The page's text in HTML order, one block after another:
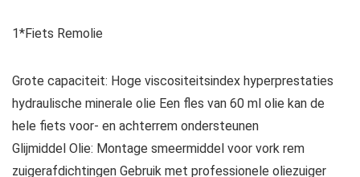
1*Fiets Remolie
Grote capaciteit: Hoge viscositeitsindex hyperprestaties
hydraulische minerale olie Een fles van 60 ml olie kan de
hele fiets voor- en achterrem ondersteunen
Glijmiddel Olie: Montage smeermiddel voor vork rem
zuigerafdichtingen Gebruik met professionele oliezuiger